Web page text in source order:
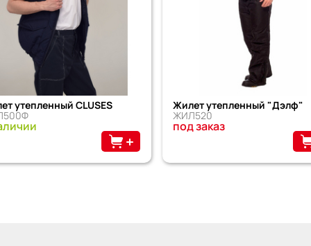
утепленный CLUSES Жилет утепленный "Дэлф"
ЖИЛ520
под заказ